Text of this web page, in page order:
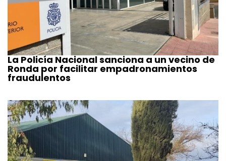
La Policía Nacional sanciona a un vecino de
Ronda por facilitar empadronamientos
fraudulentos